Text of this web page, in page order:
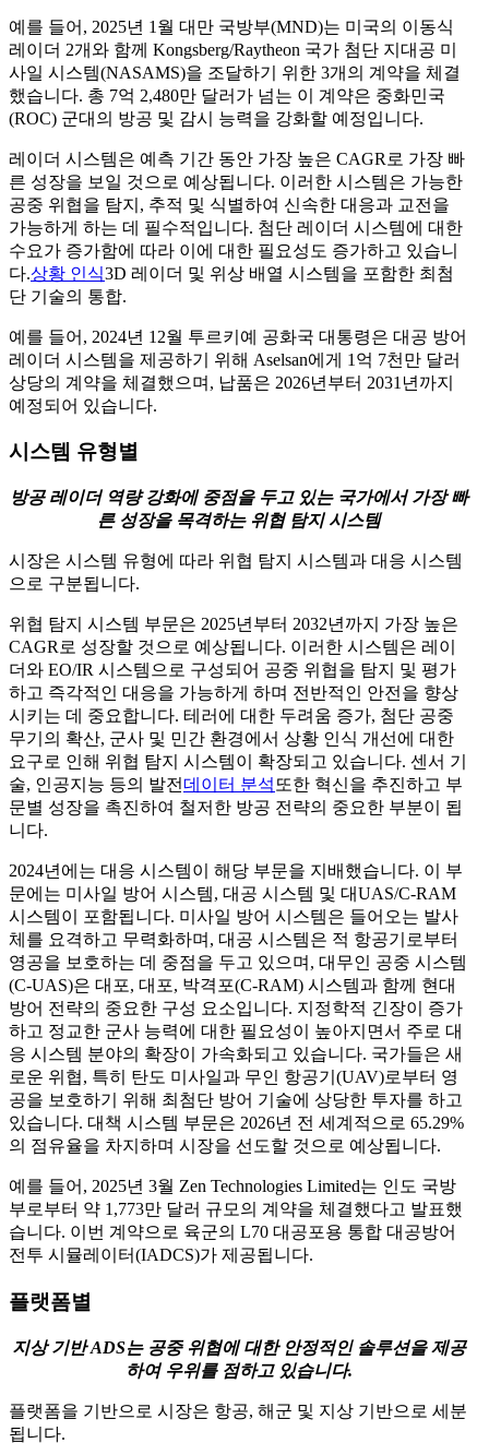
예를 들어, 2025년 1월 대만 국방부(MND)는 미국의 이동식
레이더 2개와 함께 Kongsberg/Raytheon 국가 첨단 지대공 미
사일 시스템(NASAMS)을 조달하기 위한 3개의 계약을 체결
했습니다. 총 7억 2,480만 달러가 넘는 이 계약은 중화민국
(ROC) 군대의 방공 및 감시 능력을 강화할 예정입니다.
레이더 시스템은 예측 기간 동안 가장 높은 CAGR로 가장 빠
른 성장을 보일 것으로 예상됩니다. 이러한 시스템은 가능한
공중 위협을 탐지, 추적 및 식별하여 신속한 대응과 교전을
가능하게 하는 데 필수적입니다. 첨단 레이더 시스템에 대한
수요가 증가함에 따라 이에 대한 필요성도 증가하고 있습니
다.상황 인식3D 레이더 및 위상 배열 시스템을 포함한 최첨
단 기술의 통합.
예를 들어, 2024년 12월 투르키예 공화국 대통령은 대공 방어
레이더 시스템을 제공하기 위해 Aselsan에게 1억 7천만 달러
상당의 계약을 체결했으며, 납품은 2026년부터 2031년까지
예정되어 있습니다.
시스템 유형별
방공 레이더 역량 강화에 중점을 두고 있는 국가에서 가장 빠
른 성장을 목격하는 위협 탐지 시스템
시장은 시스템 유형에 따라 위협 탐지 시스템과 대응 시스템
으로 구분됩니다.
위협 탐지 시스템 부문은 2025년부터 2032년까지 가장 높은
CAGR로 성장할 것으로 예상됩니다. 이러한 시스템은 레이
더와 EO/IR 시스템으로 구성되어 공중 위협을 탐지 및 평가
하고 즉각적인 대응을 가능하게 하며 전반적인 안전을 향상
시키는 데 중요합니다. 테러에 대한 두려움 증가, 첨단 공중
무기의 확산, 군사 및 민간 환경에서 상황 인식 개선에 대한
요구로 인해 위협 탐지 시스템이 확장되고 있습니다. 센서 기
술, 인공지능 등의 발전데이터 분석 또한 혁신을 추진하고 부
문별 성장을 촉진하여 철저한 방공 전략의 중요한 부분이 됩
니다.
2024년에는 대응 시스템이 해당 부문을 지배했습니다. 이 부
문에는 미사일 방어 시스템, 대공 시스템 및 대UAS/C-RAM
시스템이 포함됩니다. 미사일 방어 시스템은 들어오는 발사
체를 요격하고 무력화하며, 대공 시스템은 적 항공기로부터
영공을 보호하는 데 중점을 두고 있으며, 대무인 공중 시스템
(C-UAS)은 대포, 대포, 박격포(C-RAM) 시스템과 함께 현대
방어 전략의 중요한 구성 요소입니다. 지정학적 긴장이 증가
하고 정교한 군사 능력에 대한 필요성이 높아지면서 주로 대
응 시스템 분야의 확장이 가속화되고 있습니다. 국가들은 새
로운 위협, 특히 탄도 미사일과 무인 항공기(UAV)로부터 영
공을 보호하기 위해 최첨단 방어 기술에 상당한 투자를 하고
있습니다. 대책 시스템 부문은 2026년 전 세계적으로 65.29%
의 점유율을 차지하며 시장을 선도할 것으로 예상됩니다.
예를 들어, 2025년 3월 Zen Technologies Limited는 인도 국방
부로부터 약 1,773만 달러 규모의 계약을 체결했다고 발표했
습니다. 이번 계약으로 육군의 L70 대공포용 통합 대공방어
전투 시뮬레이터(IADCS)가 제공됩니다.
플랫폼별
지상 기반 ADS는 공중 위협에 대한 안정적인 솔루션을 제공
하여 우위를 점하고 있습니다.
플랫폼을 기반으로 시장은 항공, 해군 및 지상 기반으로 세분
됩니다.